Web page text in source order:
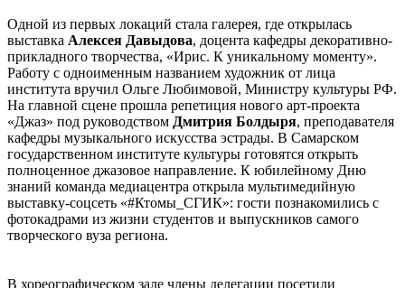
Одной из первых локаций стала галерея, где открылась
выставка Алексея Давыдова, доцента кафедры декоративно-
прикладного творчества, «Ирис. К уникальному моменту».
Работу с одноименным названием художник от лица
института вручил Ольге Любимовой, Министру культуры РФ.
На главной сцене прошла репетиция нового арт-проекта
«Джаз» под руководством Дмитрия Болдыря, преподавателя
кафедры музыкального искусства эстрады. В Самарском
государственном институте культуры готовятся открыть
полноценное джазовое направление. К юбилейному Дню
знаний команда медиацентра открыла мультимедийную
выставку-соцсеть «#Ктомы_СГИК»: гости познакомились с
фотокадрами из жизни студентов и выпускников самого
творческого вуза региона.
В хореографическом зале члены делегации посетили